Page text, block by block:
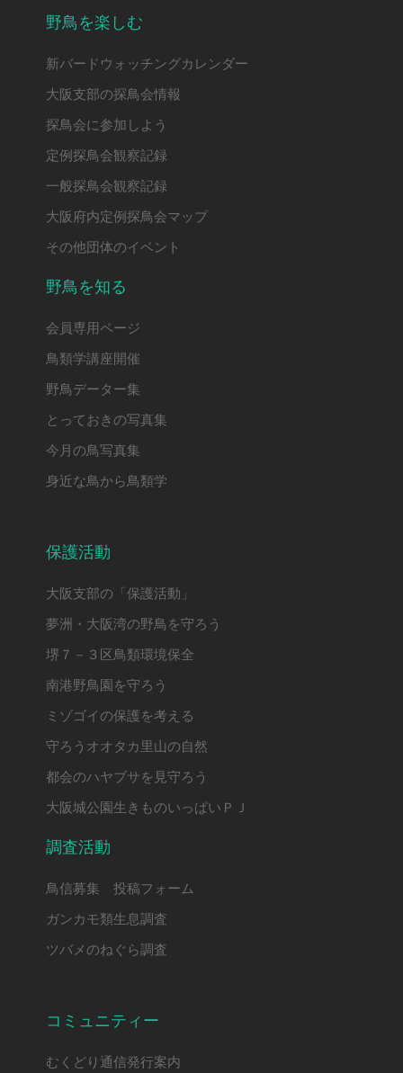
野鳥を楽しむ
新バードウォッチングカレンダー
大阪支部の探鳥会情報
探鳥会に参加しよう
定例探鳥会観察記録
一般探鳥会観察記録
大阪府内定例探鳥会マップ
その他団体のイベント
野鳥を知る
会員専用ページ
鳥類学講座開催
野鳥データー集
とっておきの写真集
今月の鳥写真集
身近な鳥から鳥類学
保護活動
大阪支部の「保護活動」
夢洲・大阪湾の野鳥を守ろう
堺７－３区鳥類環境保全
南港野鳥園を守ろう
ミゾゴイの保護を考える
守ろうオオタカ里山の自然
都会のハヤブサを見守ろう
大阪城公園生きものいっぱいＰＪ
調査活動
鳥信募集 投稿フォーム
ガンカモ類生息調査
ツバメのねぐら調査
コミュニティー
むくどり通信発行案内